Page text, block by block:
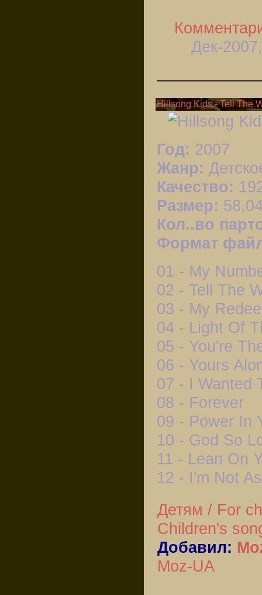
Дек-
Hillsong Kids - Tell The
Год: 2007
Жанр:
Качество:
Размер:
Кол..во
Формат
01 - My
02 - Tell The
03 - My
04 - Light Of
05 - You're
06 - Yours
07 - I Wanted
08 - Forever
09 - Power In
10 - God So
11 - Lean On
12 - I'm Not
Детям / For
Children's
Добавил:
Moz-UA